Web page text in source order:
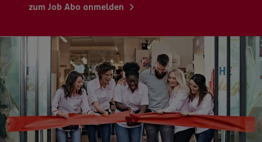
zum Job Abo anmelden